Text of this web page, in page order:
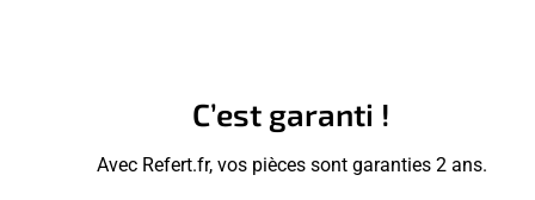
C’est garanti !
Avec Refert.fr, vos pièces sont garanties 2 ans.